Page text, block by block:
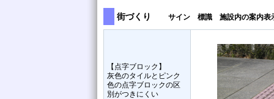
街づくりサイン 標識 施設内の案内表
【点字ブロック】
灰色のタイルとピンク
色の点字ブロックの区
別がつきにくい